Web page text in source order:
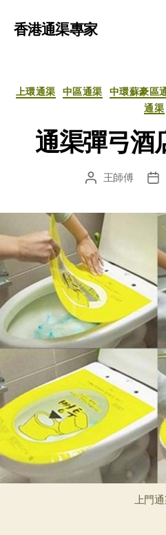
香港通渠專家
分
类
上環通渠 中區通渠 中環蘇豪區
通渠
通渠彈弓酒
文 王師傅
发
期
上門